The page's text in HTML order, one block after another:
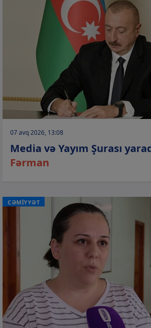
07 avq 2026, 13:08
Media və Yayım Şurası
Fərman
CƏMİYYƏT